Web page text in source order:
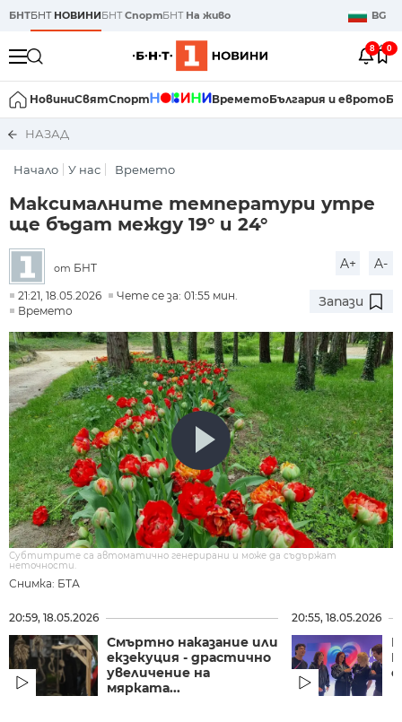
БНТБНТ НОВИНИБНТСпортБНТ На живо BG
8 0
НовиниСвятСпорт ВреметоБългария и еврото
НАЗАД
Начало У нас Времето
Максималните температури утре
ще бъдат между 19° и 24°
от БНТ A+ A-
21:21, 18.05.2026
Чете се за: 01:55 мин.
Времето
Запази
Снимка: БТА
Субтитрите са автоматично генерирани и може да съдържат
неточности.
20:59, 18.05.2026
Смъртно наказание или
екзекуция - драстично
увеличение на
мярката...
20:55, 18.05.2026